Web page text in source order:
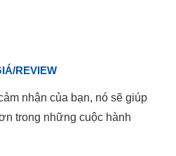
REVIEW
nhận của bạn, nó sẽ giúp
trong những cuộc hành